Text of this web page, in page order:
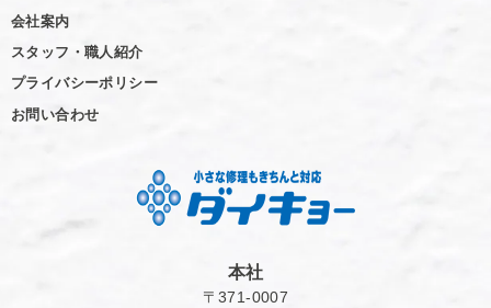
会社案内
スタッフ・職人紹介
プライバシーポリシー
お問い合わせ
本社
〒371-0007